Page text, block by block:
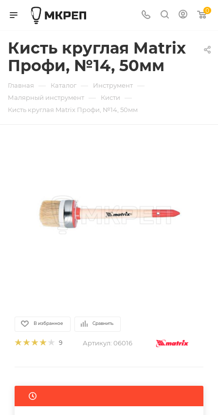
0
Кисть круглая Matrix
Профи, №14, 50мм
Главная — Каталог — Инструмент —
Малярный инструмент — Кисти —
Кисть круглая Matrix Профи, №14, 50мм
В избранное Сравнить
9 Артикул: 06016